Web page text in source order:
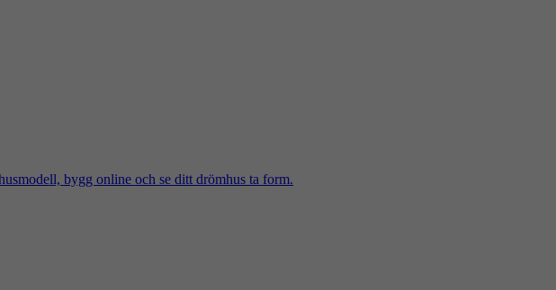
bygg online och se ditt drömhus ta form.